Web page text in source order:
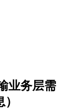
业务层需